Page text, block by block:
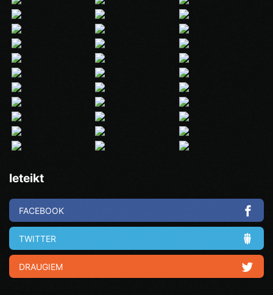
Ieteikt
FACEBOOK
TWITTER
DRAUGIEM